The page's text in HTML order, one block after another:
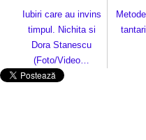
Iubiri care au invins
timpul. Nichita si
Dora Stanescu
(Foto/Video…